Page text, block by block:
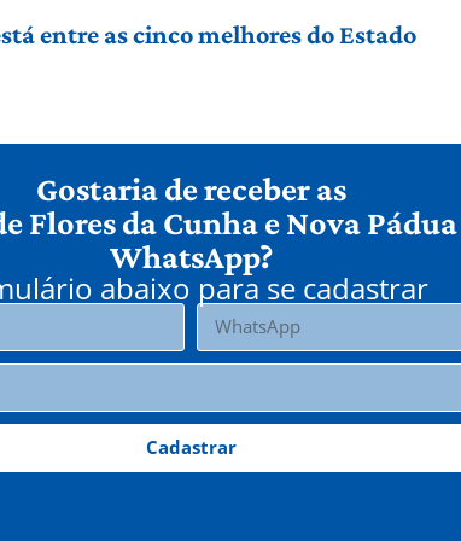
entre as cinco melhores do Estado
Gostaria de receber as
Flores da Cunha e Nova
WhatsApp?
abaixo para se cadastrar
Cadastrar